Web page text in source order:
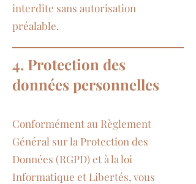
interdite sans autorisation
préalable.
4. Protection des
données personnelles
Conformément au Règlement
Général sur la Protection des
Données (RGPD) et à la loi
Informatique et Libertés, vous